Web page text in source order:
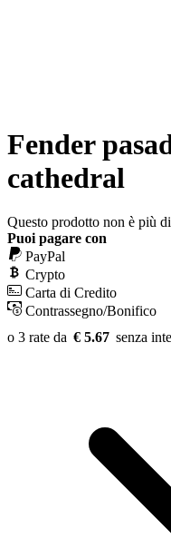
Fender
cathedral
Questo prodotto non è più
Puoi pagare con
PayPal
Crypto
Carta di Credito
Contrassegno/Bonifico
€ 5.67